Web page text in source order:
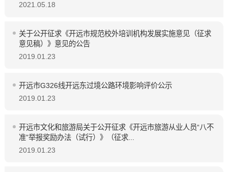
2021.05.18
关于公开征求《开远市规范校外培训机构发展实施意见（征求
意见稿）》意见的公告
2019.01.23
开远市G326线开远东过境公路环境影响评价公示
2019.01.23
开远市文化和旅游局关于公开征求《开远市旅游从业人员“八不
准”举报奖励办法（试行）》（征求...
2019.01.23